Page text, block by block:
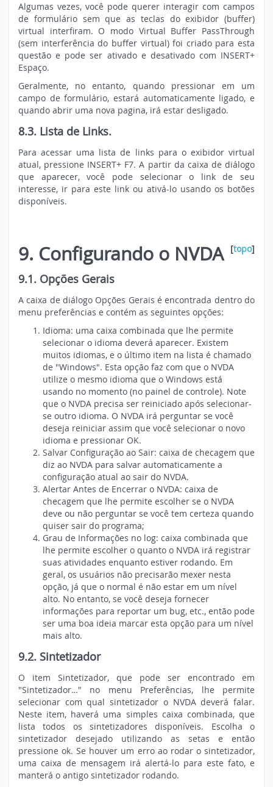
Algumas vezes, você pode querer interagir com campos
de formulário sem que as teclas do exibidor (buffer)
virtual interfiram. O modo Virtual Buffer PassThrough
(sem interferência do buffer virtual) foi criado para esta
questão e pode ser ativado e desativado com INSERT+
Espaço.
Geralmente, no entanto, quando pressionar em um
campo de formulário, estará automaticamente ligado, e
quando abrir uma nova pagina, irá estar desligado.
8.3. Lista de Links.
Para acessar uma lista de links para o exibidor virtual
atual, pressione INSERT+ F7. A partir da caixa de diálogo
que aparecer, você pode selecionar o link de seu
interesse, ir para este link ou ativá-lo usando os botões
disponíveis.
9. Configurando o NVDA [topo]
9.1. Opções Gerais
A caixa de diálogo Opções Gerais é encontrada dentro do
menu preferências e contém as seguintes opções:
Idioma: uma caixa combinada que lhe permite
selecionar o idioma deverá aparecer. Existem
muitos idiomas, e o último item na lista é chamado
de "Windows". Esta opção faz com que o NVDA
utilize o mesmo idioma que o Windows está
usando no momento (no painel de controle). Note
que o NVDA precisa ser reiniciado após selecionar-
se outro idioma. O NVDA irá perguntar se você
deseja reiniciar assim que você selecionar o novo
idioma e pressionar OK.
Salvar Configuração ao Sair: caixa de checagem que
diz ao NVDA para salvar automaticamente a
configuração atual ao sair do NVDA.
Alertar Antes de Encerrar o NVDA: caixa de
checagem que lhe permite escolher se o NVDA
deve ou não perguntar se você tem certeza quando
quiser sair do programa;
Grau de Informações no log: caixa combinada que
lhe permite escolher o quanto o NVDA irá registrar
suas atividades enquanto estiver rodando. Em
geral, os usuários não precisarão mexer nesta
opção, já que o normal é não estar em um nível
alto. No entanto, se você deseja fornecer
informações para reportar um bug, etc., então pode
ser uma boa ideia marcar esta opção para um nível
mais alto.
9.2. Sintetizador
O item Sintetizador, que pode ser encontrado em
"Sintetizador…" no menu Preferências, lhe permite
selecionar com qual sintetizador o NVDA deverá falar.
Neste item, haverá uma simples caixa combinada, que
lista todos os sintetizadores disponíveis. Escolha o
sintetizador desejado utilizando as setas e então
pressione ok. Se houver um erro ao rodar o sintetizador,
uma caixa de mensagem irá alertá-lo para este fato, e
manterá o antigo sintetizador rodando.